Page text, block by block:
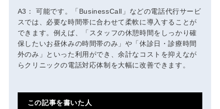
A3： 可能です。「BusinessCall」などの電話代行サービ
スでは、必要な時間帯に合わせて柔軟に導入することが
できます。例えば、「スタッフの休憩時間をしっかり確
保したいお昼休みの時間帯のみ」や「休診日・診療時間
外のみ」といった利用ができ、余計なコストを抑えなが
らクリニックの電話対応体制を大幅に改善できます。
この記事を書いた人